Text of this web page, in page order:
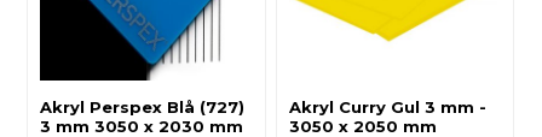
Akryl Perspex Blå (727)
3 mm 3050 x 2030 mm
Akryl Curry Gul 3 mm -
3050 x 2050 mm